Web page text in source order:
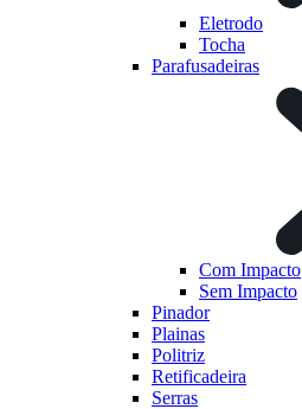
Eletrodo
Tocha
Parafusadeiras
Com Impacto
Sem Impacto
Pinador
Plainas
Politriz
Retificadeira
Serras